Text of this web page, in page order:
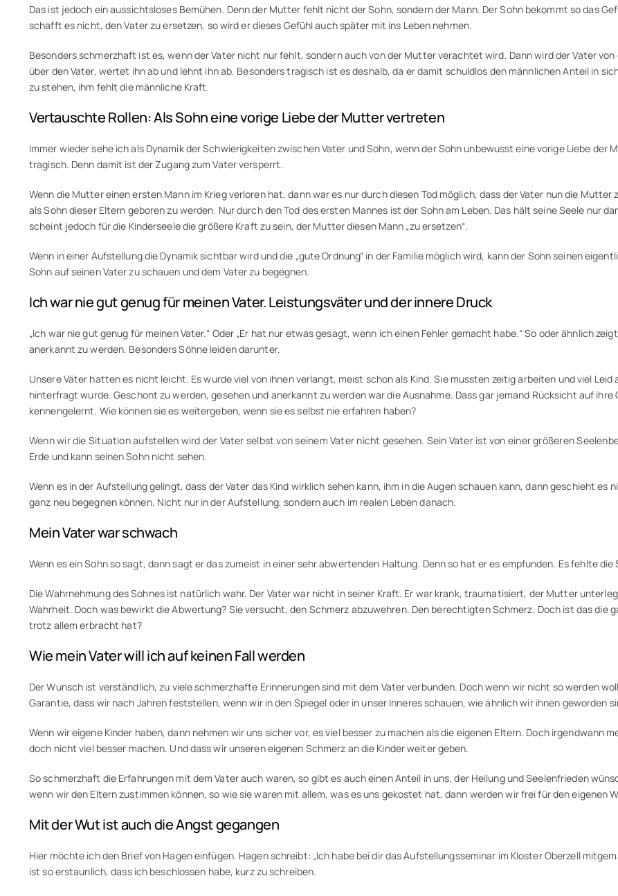
Das ist jedoch ein aussichtsloses Bemühen. Denn der Mutter fehlt nicht der Sohn, sondern der Mann. Der Sohn bekommt so das
schafft es nicht, den Vater zu ersetzen, so wird er dieses Gefühl auch später mit ins Leben nehmen.
Besonders schmerzhaft ist es, wenn der Vater nicht nur fehlt, sondern auch von der Mutter verachtet wird. Dann wird der Vater
über den Vater, wertet ihn ab und lehnt ihn ab. Besonders tragisch ist es deshalb, da er damit schuldlos den männlichen Anteil in
zu stehen, ihm fehlt die männliche Kraft.
Vertauschte Rollen: Als Sohn eine vorige Liebe der Mutter vertreten
Immer wieder sehe ich als Dynamik der Schwierigkeiten zwischen Vater und Sohn, wenn der Sohn unbewusst eine vorige Liebe
tragisch. Denn damit ist der Zugang zum Vater versperrt.
Wenn die Mutter einen ersten Mann im Krieg verloren hat, dann war es nur durch diesen Tod möglich, dass der Vater nun die
als Sohn dieser Eltern geboren zu werden. Nur durch den Tod des ersten Mannes ist der Sohn am Leben. Das hält seine Seele nur
scheint jedoch für die Kinderseele die größere Kraft zu sein, der Mutter diesen Mann „zu ersetzen“.
Wenn in einer Aufstellung die Dynamik sichtbar wird und die „gute Ordnung“ in der Familie möglich wird, kann der Sohn seinen
Sohn auf seinen Vater zu schauen und dem Vater zu begegnen.
Ich war nie gut genug für meinen Vater. Leistungsväter und der innere Druck
„Ich war nie gut genug für meinen Vater.“ Oder „Er hat nur etwas gesagt, wenn ich einen Fehler gemacht habe.“ So oder ähnlich
anerkannt zu werden. Besonders Söhne leiden darunter.
Unsere Väter hatten es nicht leicht. Es wurde viel von ihnen verlangt, meist schon als Kind. Sie mussten zeitig arbeiten und viel
hinterfragt wurde. Geschont zu werden, gesehen und anerkannt zu werden war die Ausnahme. Dass gar jemand Rücksicht auf
kennengelernt. Wie können sie es weitergeben, wenn sie es selbst nie erfahren haben?
Wenn wir die Situation aufstellen wird der Vater selbst von seinem Vater nicht gesehen. Sein Vater ist von einer größeren
Erde und kann seinen Sohn nicht sehen.
Wenn es in der Aufstellung gelingt, dass der Vater das Kind wirklich sehen kann, ihm in die Augen schauen kann, dann geschieht
ganz neu begegnen können. Nicht nur in der Aufstellung, sondern auch im realen Leben danach.
Mein Vater war schwach
Wenn es ein Sohn so sagt, dann sagt er das zumeist in einer sehr abwertenden Haltung. Denn so hat er es empfunden. Es fehlte die
Die Wahrnehmung des Sohnes ist natürlich wahr. Der Vater war nicht in seiner Kraft. Er war krank, traumatisiert, der Mutter
Wahrheit. Doch was bewirkt die Abwertung? Sie versucht, den Schmerz abzuwehren. Den berechtigten Schmerz. Doch ist das die
trotz allem erbracht hat?
Wie mein Vater will ich auf keinen Fall werden
Der Wunsch ist verständlich, zu viele schmerzhafte Erinnerungen sind mit dem Vater verbunden. Doch wenn wir nicht so werden
Garantie, dass wir nach Jahren feststellen, wenn wir in den Spiegel oder in unser Inneres schauen, wie ähnlich wir ihnen geworden
Wenn wir eigene Kinder haben, dann nehmen wir uns sicher vor, es viel besser zu machen als die eigenen Eltern. Doch irgendwann
doch nicht viel besser machen. Und dass wir unseren eigenen Schmerz an die Kinder weiter geben.
So schmerzhaft die Erfahrungen mit dem Vater auch waren, so gibt es auch einen Anteil in uns, der Heilung und Seelenfrieden
wenn wir den Eltern zustimmen können, so wie sie waren mit allem, was es uns gekostet hat, dann werden wir frei für den eigenen
Mit der Wut ist auch die Angst gegangen
Hier möchte ich den Brief von Hagen einfügen. Hagen schreibt: „Ich habe bei dir das Aufstellungsseminar im Kloster Oberzell
ist so erstaunlich, dass ich beschlossen habe, kurz zu schreiben.